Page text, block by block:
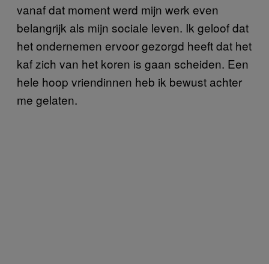
vanaf dat moment werd mijn werk even
belangrijk als mijn sociale leven. Ik geloof dat
het ondernemen ervoor gezorgd heeft dat het
kaf zich van het koren is gaan scheiden. Een
hele hoop vriendinnen heb ik bewust achter
me gelaten.